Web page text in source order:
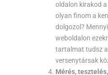
oldalon kirakod
olyan finom a
dolgozol?
weboldalon
tartalmat tudsz
versenytársak
Mérés,